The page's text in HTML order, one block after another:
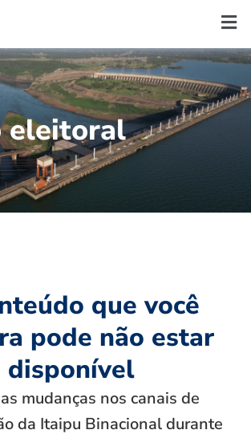
eleitoral
que você
pode não estar
disponível
mudanças nos canais de
da Itaipu Binacional durante